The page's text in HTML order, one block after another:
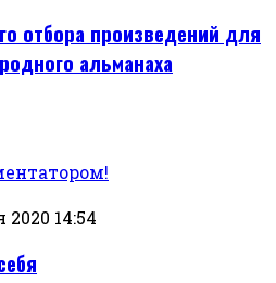
отбора произведений для
альманаха
2020 14:54